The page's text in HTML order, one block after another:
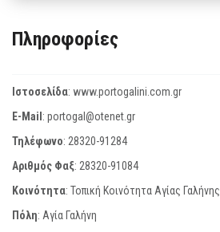
Πληροφορίες
Ιστοσελίδα: www.portogalini.com.gr
E-Mail: portogal@otenet.gr
Τηλέφωνο: 28320-91284
Αριθμός Φαξ: 28320-91084
Κοινότητα: Τοπική Κοινότητα Αγίας Γαλήνης
Πόλη: Αγία Γαλήνη